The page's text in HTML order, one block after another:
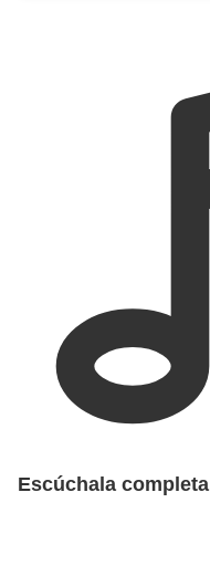
Escúchala completa